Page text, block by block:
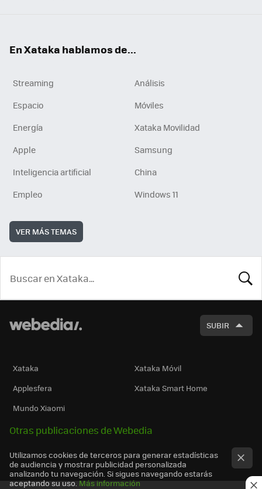
En Xataka hablamos de...
Streaming
Análisis
Espacio
Móviles
Energía
Xataka Movilidad
Apple
Samsung
Inteligencia artificial
China
Empleo
Windows 11
VER MÁS TEMAS
SUBIR
Xataka
Xataka Móvil
Applesfera
Xataka Smart Home
Mundo Xiaomi
Otras publicaciones de Webedia
Utilizamos cookies de terceros para generar estadísticas
de audiencia y mostrar publicidad personalizada
analizando tu navegación. Si sigues navegando estarás
aceptando su uso. Más información